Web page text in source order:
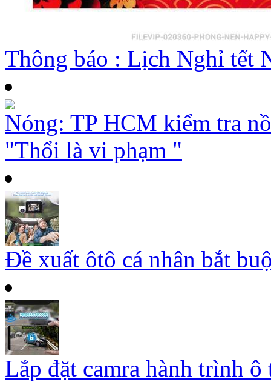
Thông báo : Lịch Nghỉ tết
Nóng: TP HCM kiểm tra
"Thổi là vi phạm "
Đề xuất ôtô cá nhân bắt
Lắp đặt camra hành trình